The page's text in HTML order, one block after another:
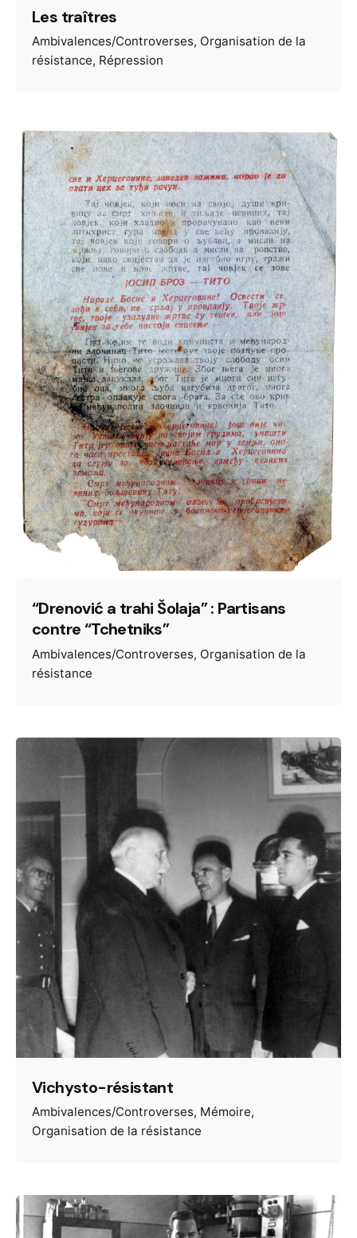
Les traîtres
Ambivalences/Controverses Organisation de la
résistance Répression
“Drenović a trahi Šolaja” : Partisans
contre “Tchetniks”
Ambivalences/Controverses Organisation de la
résistance
Vichysto-résistant
Ambivalences/Controverses Mémoire
Organisation de la résistance